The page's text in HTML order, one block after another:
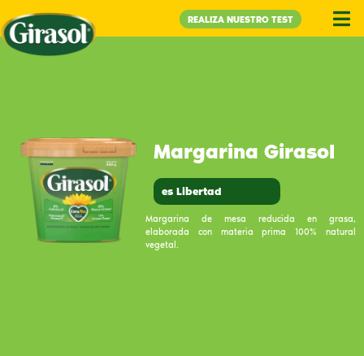
REALIZA NUESTRO TEST
Margarina Girasol
es Libertad
Margarina de mesa reducida en grasa,
elaborada con materia prima 100% natural
vegetal.